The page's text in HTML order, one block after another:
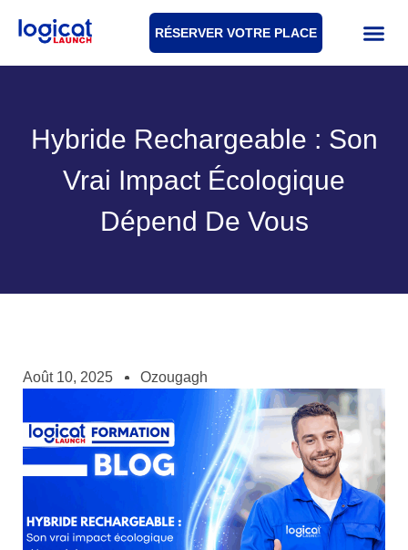
RÉSERVER VOTRE PLACE
Hybride Rechargeable : Son
Vrai Impact Écologique
Dépend De Vous
Août 10, 2025 Ozougagh